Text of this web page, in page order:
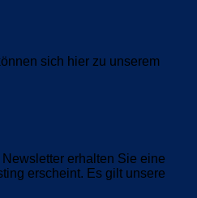
sich hier zu unserem
erhalten Sie eine
erscheint. Es gilt unsere